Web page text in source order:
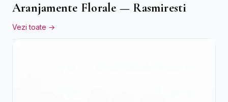
Aranjamente Florale — Rasmiresti
Vezi toate →